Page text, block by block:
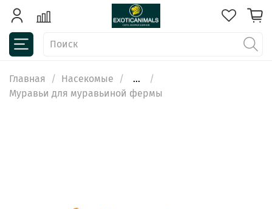
Главная Насекомые
...
Муравьи для муравьиной фермы